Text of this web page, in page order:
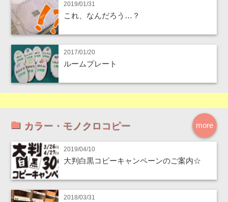
2019/01/31
これ、なんだろう…？
2017/01/20
ルームプレート
more
カラー・モノクロコピー
2019/04/10
大判白黒コピーキャンペーンのご案内☆
2018/03/31